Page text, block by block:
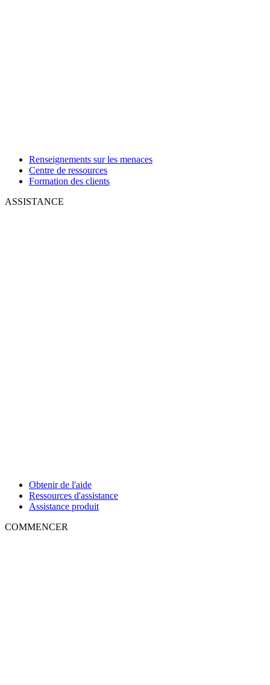
Renseignements sur les menaces
Centre de ressources
Formation des clients
ASSISTANCE
Obtenir de l'aide
Ressources d'assistance
Assistance produit
COMMENCER